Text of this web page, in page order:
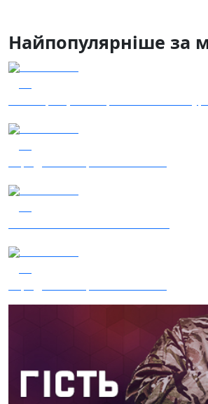
Найпопулярніше за